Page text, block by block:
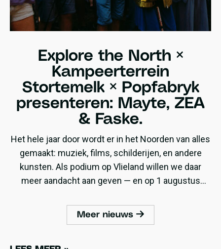
Explore the North ×
Kampeerterrein
Stortemelk × Popfabryk
presenteren: Mayte, ZEA
& Faske.
Het hele jaar door wordt er in het Noorden van alles
gemaakt: muziek, films, schilderijen, en andere
kunsten. Als podium op Vlieland willen we daar
meer aandacht aan geven — en op 1 augustus
noordelijk talent!
Meer nieuws